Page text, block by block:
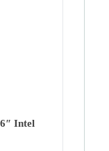
Intel